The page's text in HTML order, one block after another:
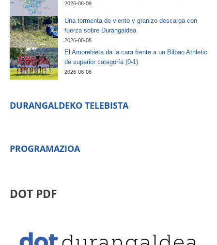
2026-08-09
Una tormenta de viento y granizo descarga con
fuerza sobre Durangaldea
2026-08-08
El Amorebieta da la cara frente a un Bilbao Athletic
de superior categoría (0-1)
2026-08-08
DURANGALDEKO TELEBISTA
PROGRAMAZIOA
DOT PDF